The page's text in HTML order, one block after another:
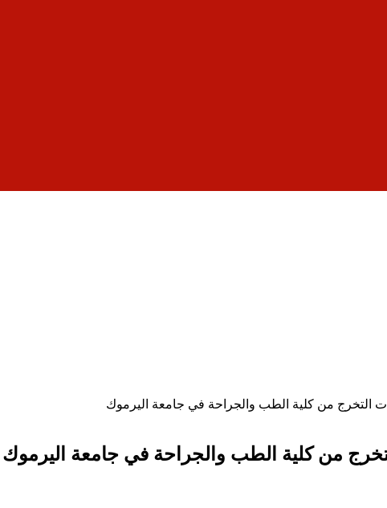
التخرج من كلية الطب والجراحة في جامعة اليرموك
من كلية الطب والجراحة في جامعة اليرموك